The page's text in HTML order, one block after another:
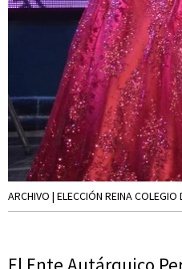
ARCHIVO | ELECCIÓN REINA COLEGIO